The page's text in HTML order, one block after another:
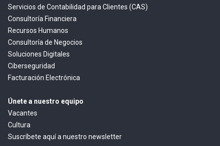
Servicios de Contabilidad para Clientes (CAS)
Consultoría Financiera
Recursos Humanos
Consultoría de Negocios
Soluciones Digitales
Ciberseguridad
Facturación Electrónica
Únete a nuestro equipo
Vacantes
Cultura
Suscríbete aquí a nuestro newsletter